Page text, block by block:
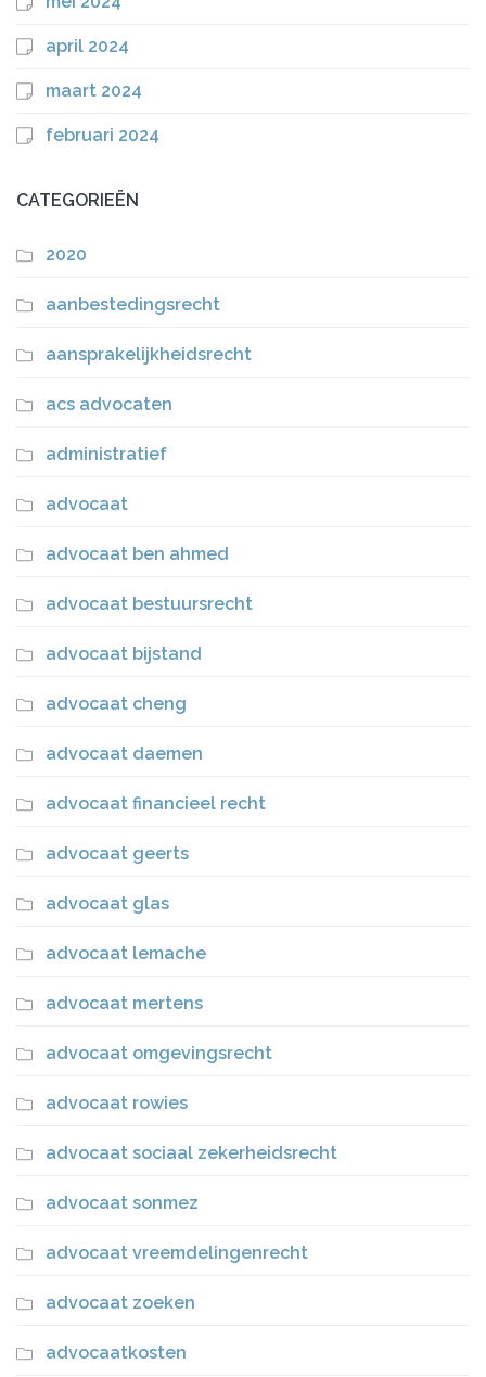
april 2024
maart 2024
februari 2024
CATEGORIEËN
2020
aanbestedingsrecht
aansprakelijkheidsrecht
acs advocaten
administratief
advocaat
advocaat ben ahmed
advocaat bestuursrecht
advocaat bijstand
advocaat cheng
advocaat daemen
advocaat financieel recht
advocaat geerts
advocaat glas
advocaat lemache
advocaat mertens
advocaat omgevingsrecht
advocaat rowies
advocaat sociaal zekerheidsrecht
advocaat sonmez
advocaat vreemdelingenrecht
advocaat zoeken
advocaatkosten